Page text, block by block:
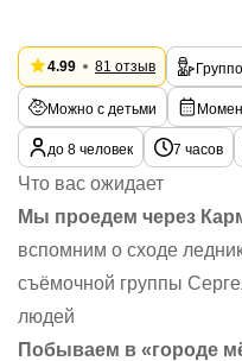
4.99 81 отзыв
Можно с детьми
до 8 человек 7 часов
Что вас ожидает
Мы проедем через
вспомним о сходе
съёмочной группы
людей
Побываем в «городе